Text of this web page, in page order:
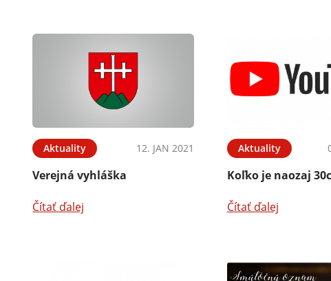
Aktuality 12. JAN 2021
Verejná vyhláška
Čítať ďalej
Aktuality
Koľko je naozaj
Čítať ďalej